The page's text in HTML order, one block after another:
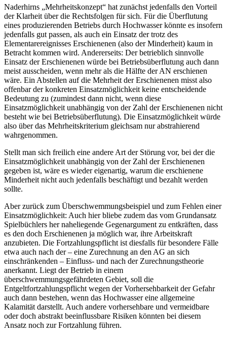
Naderhirns „Mehrheitskonzept“ hat zunächst jedenfalls den Vorteil
der Klarheit über die Rechtsfolgen für sich. Für die Überflutung
eines produzierenden Betriebs durch Hochwasser könnte es insofern
jedenfalls gut passen, als auch ein Einsatz der trotz des
Elementarereignisses Erschienenen (also der Minderheit) kaum in
Betracht kommen wird. Andererseits: Der betrieblich sinnvolle
Einsatz der Erschienenen würde bei Betriebsüberflutung auch dann
meist ausscheiden, wenn mehrals die Hälfte der AN erschienen
wäre. Ein Abstellen auf die Mehrheit der Erschienenen misst also
offenbar der konkreten Einsatzmöglichkeit keine entscheidende
Bedeutung zu (zumindest dann nicht, wenn diese
Einsatzmöglichkeit unabhängig von der Zahl der Erschienenen nicht
besteht wie bei Betriebsüberflutung). Die Einsatzmöglichkeit würde
also über das Mehrheitskriterium gleichsam nurabstrahierend
wahrgenommen.
Stellt man sich freilich eine andere Art der Störung vor, bei der die
Einsatzmöglichkeit unabhängig von der Zahl der Erschienenen
gegeben ist, wäre es wieder eigenartig, warum die erschienene
Minderheit nicht auch jedenfalls beschäftigt und bezahlt werden
sollte.
Aber zurück zum Überschwemmungsbeispiel und zum Fehlen einer
Einsatzmöglichkeit: Auch hier bliebe zudem das vom Grundansatz
Spielbüchlers her naheliegende Gegenargument zu entkräften, dass
es den doch Erschienenen ja möglich war, ihre Arbeitskraft
anzubieten. Die Fortzahlungspflicht ist diesfalls fürbesondere Fälle
etwa auch nach der – eine Zurechnung an den AG an sich
einschränkenden – Einfluss- und nach der Zurechnungstheorie
anerkannt. Liegt der Betrieb in einem
überschwemmungsgefährdeten Gebiet, soll die
Entgeltfortzahlungspflicht wegen derVorhersehbarkeit der Gefahr
auch dann bestehen, wenn das Hochwasser eine allgemeine
Kalamität darstellt. Auch andere vorhersehbare und vermeidbare
oder doch abstrakt beeinflussbare Risiken könnten bei diesem
Ansatz noch zur Fortzahlung führen.